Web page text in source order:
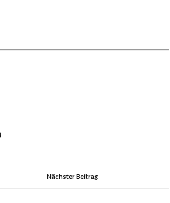
Nächster Beitrag